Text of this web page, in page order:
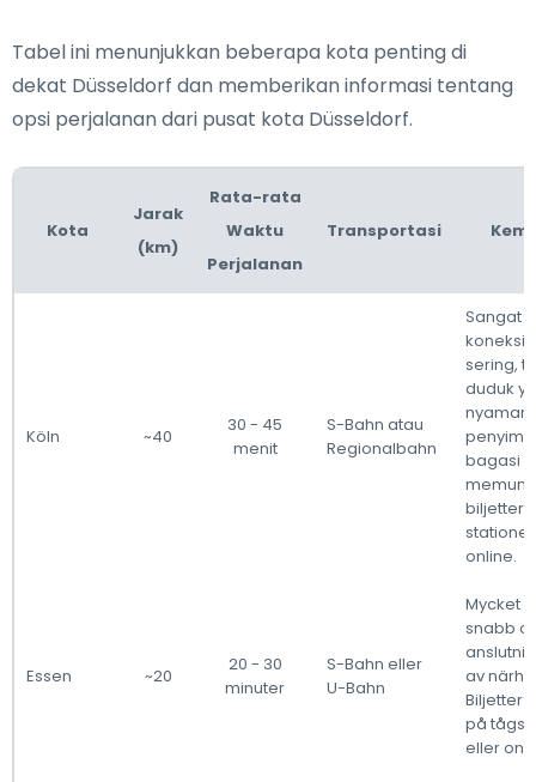
Tabel ini menunjukkan beberapa kota penting di
dekat Düsseldorf dan memberikan informasi tentang
opsi perjalanan dari pusat kota Düsseldorf.
Kota
Jarak
(km)
Rata-rata
Waktu
Perjalanan
Transportasi
Köln ~40
30 - 45
menit
S-Bahn atau
Regionalbahn
Sangat
koneksi
sering,
duduk
nyaman,
bagasi
biljetter
online.
Essen ~20
20 - 30
minuter
S-Bahn eller
U-Bahn
Mycket
snabb
av
Biljetter
på
eller